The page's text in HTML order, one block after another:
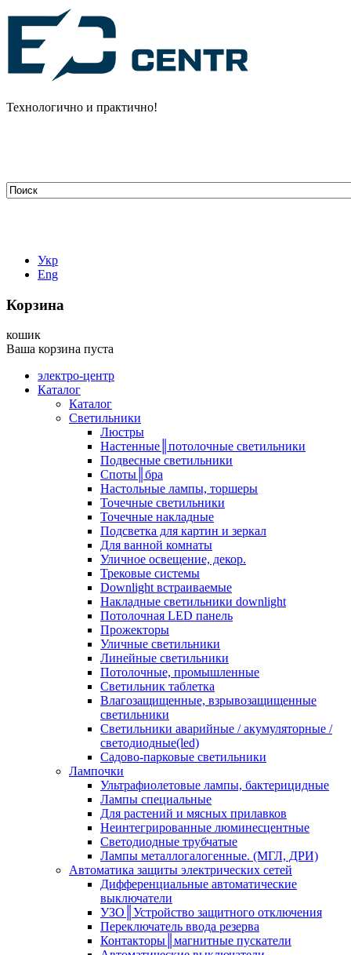
Технологично и практично!
Укр
Eng
Корзина
кошик
Ваша корзина пуста
электро-центр
Каталог
Каталог
Светильники
Люстры
Настенные║потолочные светильники
Подвесные светильники
Споты║бра
Настольные лампы, торшеры
Точечные светильники
Точечные накладные
Подсветка для картин и зеркал
Для ванной комнаты
Уличное освещение, декор.
Трековые системы
Downlight встраиваемые
Накладные светильники downlight
Потолочная LED панель
Прожекторы
Уличные светильники
Линейные светильники
Потолочные, промышленные
Светильник таблетка
Влагозащищенные, взрывозащищенные
светильники
Светильники аварийные / акумуляторные /
светодиодные(led)
Садово-парковые светильники
Лампочки
Ультрафиолетовые лампы, бактерицидные
Лампы специальные
Для растений и мясных прилавков
Неинтегрированные люминесцентные
Светодиодные трубчатые
Лампы металлогалогенные. (МГЛ, ДРИ)
Автоматика защиты электрических сетей
Дифференциальные автоматические
выключатели
УЗО║Устройство защитного отключения
Переключатель ввода резерва
Контакторы║магнитные пускатели